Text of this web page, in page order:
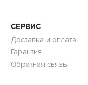
СЕРВИС
Доставка и оплата
Гарантия
Обратная связь